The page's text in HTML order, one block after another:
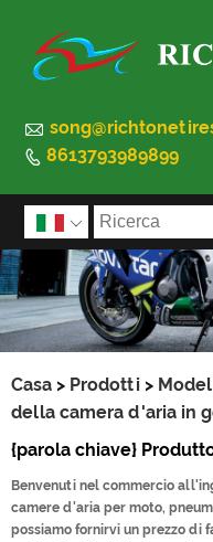

 8613793989899

Casa > Prodotti >
della camera d'aria in
{parola chiave}
Benvenuti nel commercio
camere d'aria per moto,
possiamo fornirvi un prezzo di